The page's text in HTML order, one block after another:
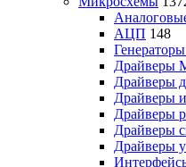
АЦП 148
Драйверы
Драйверы
Драйверы
Драйверы
Драйверы
Драйверы